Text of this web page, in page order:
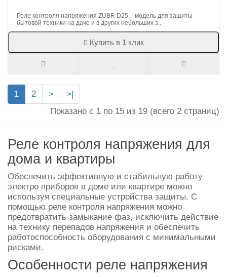
Реле контроля напряжения ZUBR D25 – модель для защиты
бытовой техники на даче и в других небольших з..
Купить в 1 клик
1 2 >
>|
Показано с 1 по 15 из 19 (всего 2 страниц)
Реле контроля напряжения для
дома и квартиры
Обеспечить эффективную и стабильную работу
электро приборов в доме или квартире можно
используя специальные устройства защиты. С
помощью реле контроля напряжения можно
предотвратить замыкание фаз, исключить действие
на технику перепадов напряжения и обеспечить
работоспособность оборудования с минимальными
рисками.
Особенности реле напряжения